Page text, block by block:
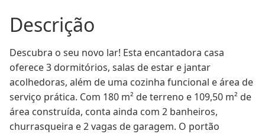
u00c1rea do terreno -
mu00b2
Orientau00e7u00e3o
Solar
Oeste ProximidadeCentro
Comunitu00e1rio
Piso
Ceru00e2mica Portu00e3o eletru00f4nico Sim
Descrição
Descubra o seu novo lar! Esta encantadora casa
oferece 3 dormitórios, salas de estar e jantar
acolhedoras, além de uma cozinha funcional e área de
serviço prática. Com 180 m² de terreno e 109,50 m² de
área construída, conta ainda com 2 banheiros,
churrasqueira e 2 vagas de garagem. O portão